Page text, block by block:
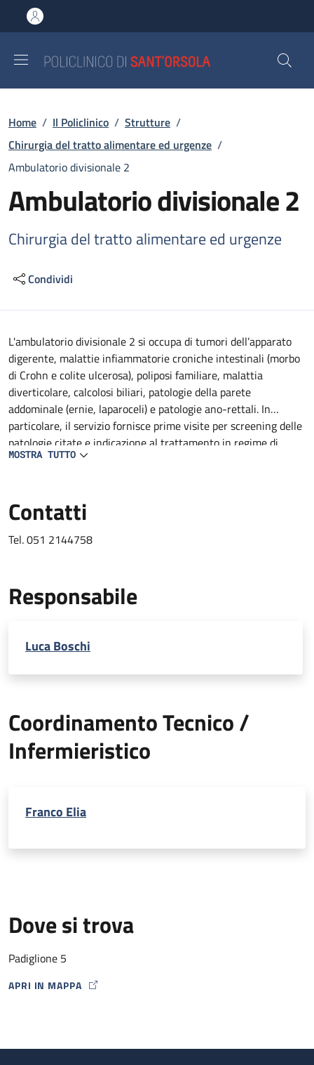
al contenuto principale
to footer content
Briciole di pane
Home / Il Policlinico / Strutture /
Chirurgia del tratto alimentare ed urgenze /
Ambulatorio divisionale 2
Ambulatorio divisionale 2
Chirurgia del tratto alimentare ed urgenze
Condividi
Descrizione
L'ambulatorio divisionale 2 si occupa di tumori dell’apparato
digerente, malattie infiammatorie croniche intestinali (morbo
di Crohn e colite ulcerosa), poliposi familiare, malattia
diverticolare, calcolosi biliari, patologie della parete
addominale (ernie, laparoceli) e patologie ano-rettali. In
particolare, il servizio fornisce prime visite per screening delle
patologie citate e indicazione al trattamento in regime di
ricovero, Day Surgery, amulatoriale ed inserimento nelle
MOSTRA TUTTO
Contatti
Tel. 051 2144758
Responsabile
Luca Boschi
Coordinamento Tecnico /
Infermieristico
Franco Elia
Dove si trova
Padiglione 5
APRI IN MAPPA
MAP ICON